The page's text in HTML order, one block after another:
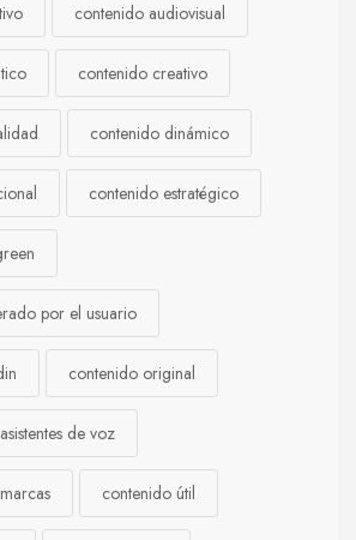
contenido audiovisual
contenido creativo
contenido dinámico
contenido estratégico
por el usuario
contenido original
de voz
contenido útil